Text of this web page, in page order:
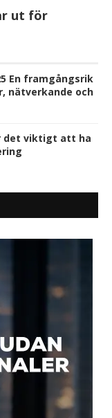
ut för
En framgångsrik
nätverkande och
det viktigt att ha